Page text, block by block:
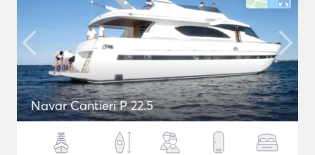
Navar Cantieri P 22.5